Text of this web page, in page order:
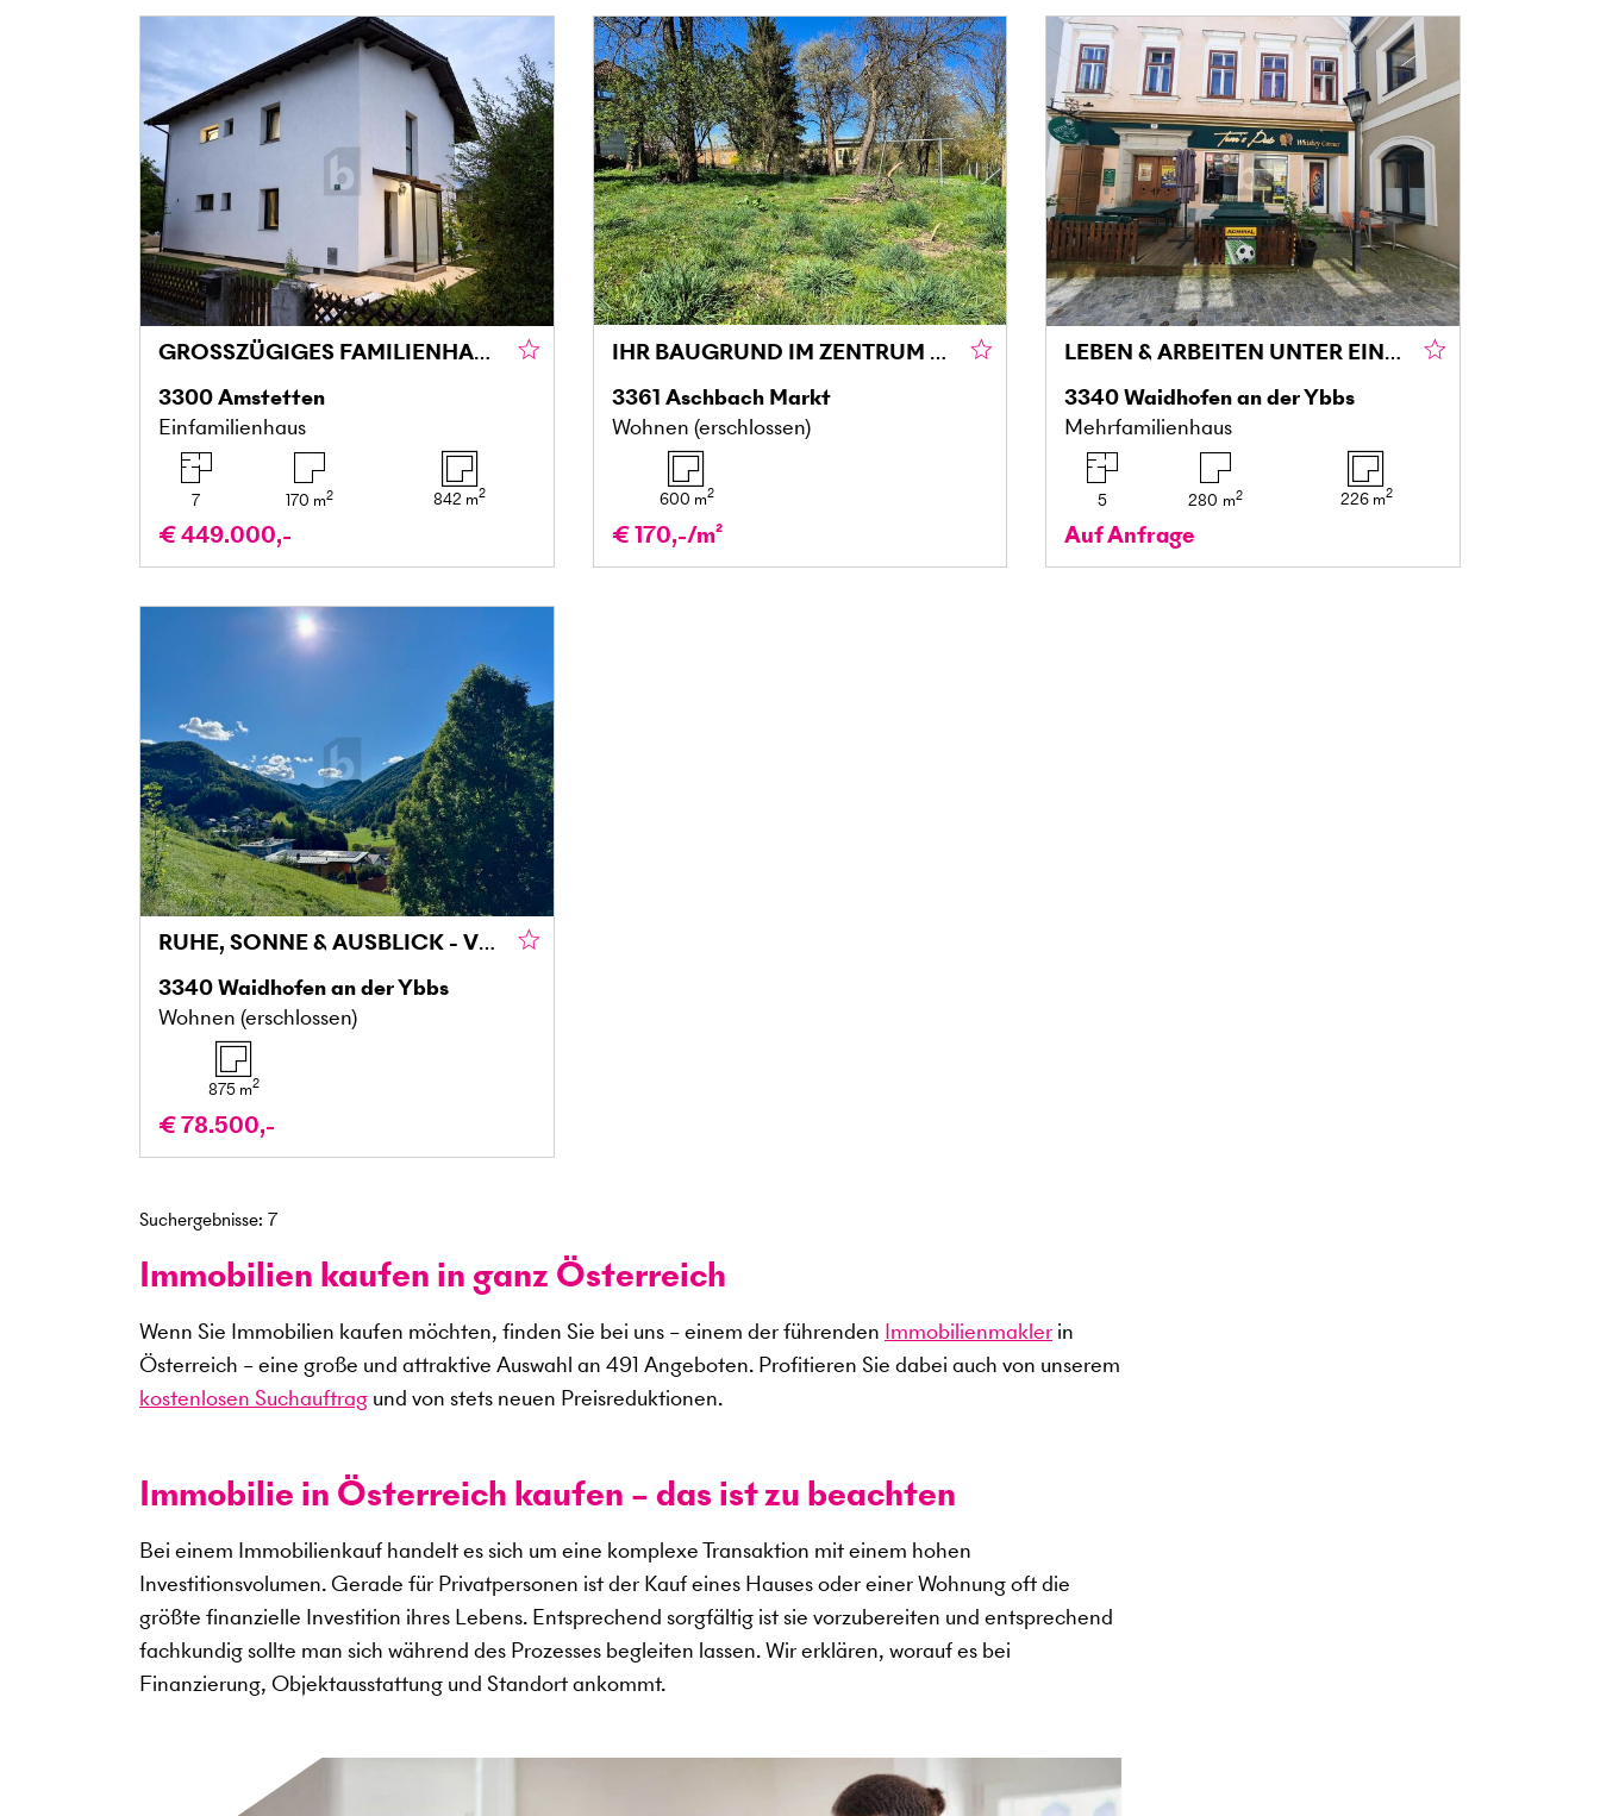
GROSSZÜGIGES FAMILIENHAUS MIT POOL, SOMMERGARTEN UND ATTRAKTIVEM GRUNDSTÜCK IN RUHIGER WOHNLAGE – WINKLARN
3300Amstetten
Einfamilienhaus
7 170 m2 842 m2
€ 449.000,-
IHR BAUGRUND IM ZENTRUM VON ASCHBACH-MARKT – SELTENE GELEGENHEIT MIT GESTALTUNGSSPIELRAUM
3361 Aschbach Markt
Wohnen (erschlossen)
600 m2
€ 170,-/m²
LEBEN & ARBEITEN UNTER EINEM DACH – RENDITESTARKES MULTITALENT MIT PUB & WOHNUNG
3340Waidhofen an der Ybbs
Mehrfamilienhaus
5 280 m2 226 m2
Auf Anfrage
RUHE, SONNE & AUSBLICK - VOLL AUFGESCHLOSSEN OHNE BAUZWANG!
3340Waidhofen an der Ybbs
Wohnen (erschlossen)
875 m2
€ 78.500,-
Suchergebnisse: 7
Immobilien kaufen in ganz Österreich
Wenn Sie Immobilien kaufen möchten, finden Sie bei uns – einem der führenden Immobilienmakler in
Österreich – eine große und attraktive Auswahl an 491 Angeboten. Profitieren Sie dabei auch von unserem
kostenlosen Suchauftrag und von stets neuen Preisreduktionen.
Immobilie in Österreich kaufen – das ist zu beachten
Bei einem Immobilienkauf handelt es sich um eine komplexe Transaktion mit einem hohen
Investitionsvolumen. Gerade für Privatpersonen ist der Kauf eines Hauses oder einer Wohnung oft die
größte finanzielle Investition ihres Lebens. Entsprechend sorgfältig ist sie vorzubereiten und entsprechend
fachkundig sollte man sich während des Prozesses begleiten lassen. Wir erklären, worauf es bei
Finanzierung, Objektausstattung und Standort ankommt.